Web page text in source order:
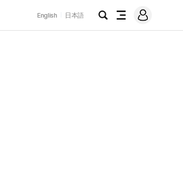
English 日本語
검
전
메
그